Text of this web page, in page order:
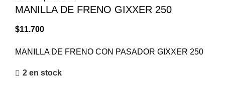
MANILLA DE FRENO GIXXER 250
$11.700
MANILLA DE FRENO CON PASADOR GIXXER 250
2 en stock